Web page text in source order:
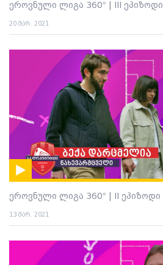
ეროვნული ლიგა 360° | III ეპიზოდი
20 მარ. 2021
ეროვნული ლიგა 360° | II ეპიზოდი
13 მარ. 2021